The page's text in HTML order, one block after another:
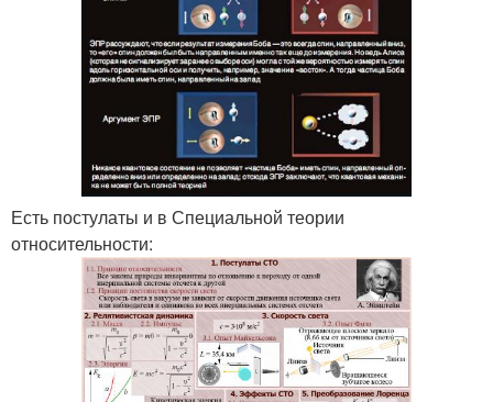
Есть постулаты и в Специальной теории
относительности: